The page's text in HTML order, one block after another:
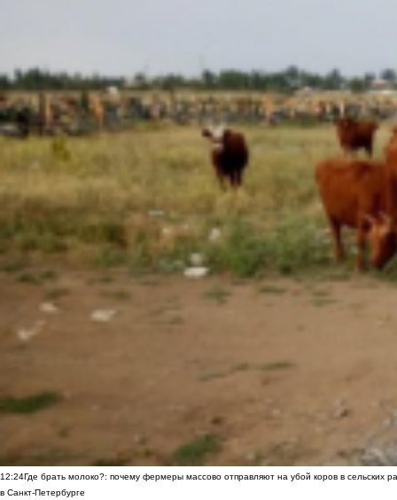
12:24Где брать молоко?: почему фермеры массово отправляют на убой коров в сельских
в Санкт-Петербурге